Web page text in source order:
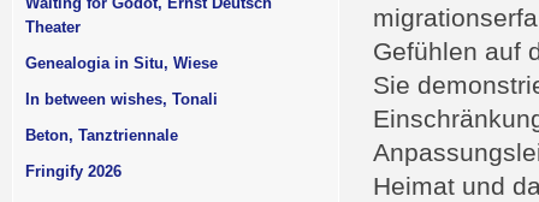
Gefühlen auf
Sie
Heimat und
Theater
Genealogia in Situ, Wiese
In between wishes, Tonali
Beton, Tanztriennale
Fringify 2026